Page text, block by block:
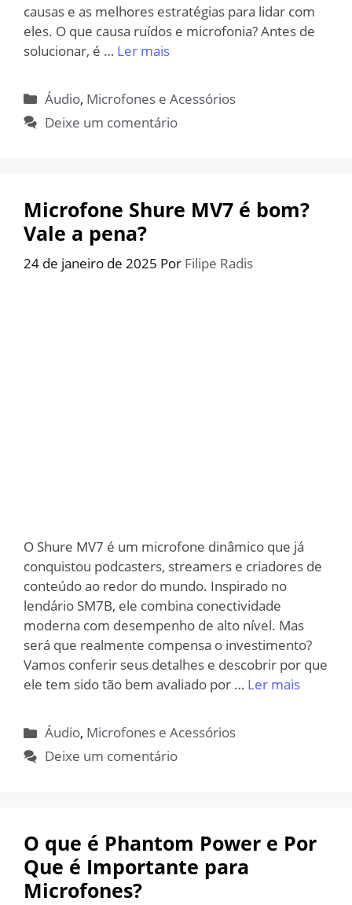
causas e as melhores estratégias para lidar com
eles. O que causa ruídos e microfonia? Antes de
solucionar, é … Ler mais
Categorias
Áudio, Microfones e Acessórios
Deixe um comentário
Microfone Shure MV7 é bom?
Vale a pena?
24 de janeiro de 2025 Por Filipe Radis
O Shure MV7 é um microfone dinâmico que já
conquistou podcasters, streamers e criadores de
conteúdo ao redor do mundo. Inspirado no
lendário SM7B, ele combina conectividade
moderna com desempenho de alto nível. Mas
será que realmente compensa o investimento?
Vamos conferir seus detalhes e descobrir por que
ele tem sido tão bem avaliado por … Ler mais
Categorias
Áudio, Microfones e Acessórios
Deixe um comentário
O que é Phantom Power e Por
Que é Importante para
Microfones?